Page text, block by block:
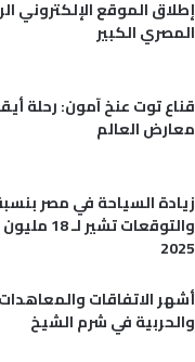
إطلاق الموقع الإلكتروني
المصري الكبير
قناع توت عنخ آمون: رحلة
معارض العالم
والتوقعات
2025
أشهر الاتفاقات
والحربية في شرم الشيخ